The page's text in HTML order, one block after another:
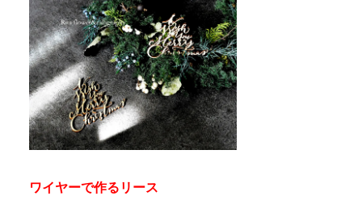
ワイヤーで作るリース